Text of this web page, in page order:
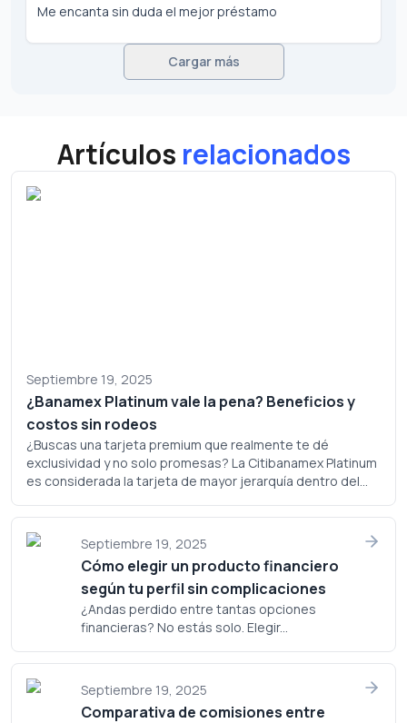
Me encanta sin duda el mejor préstamo
Cargar más
Artículos relacionados
Septiembre 19, 2025
¿Banamex Platinum vale la pena? Beneficios y
costos sin rodeos
¿Buscas una tarjeta premium que realmente te dé
exclusividad y no solo promesas? La Citibanamex Platinum
es considerada la tarjeta de mayor jerarquía dentro del
costo? Analicemos a fondo si este plástico merece un
lugar en tu cartera.Septiembre 19, 2025
Cómo elegir un producto financiero
según tu perfil sin complicaciones
¿Andas perdido entre tantas opciones
financieras? No estás solo. Elegir...
Septiembre 19, 2025
Comparativa de comisiones entre